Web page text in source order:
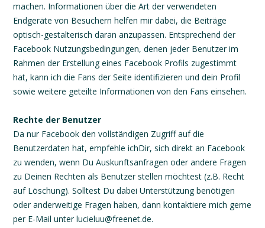
machen. Informationen über die Art der verwendeten
Endgeräte von Besuchern helfen mir dabei, die Beiträge
optisch-gestalterisch daran anzupassen. Entsprechend der
Facebook Nutzungsbedingungen, denen jeder Benutzer im
Rahmen der Erstellung eines Facebook Profils zugestimmt
hat, kann ich die Fans der Seite identifizieren und dein Profil
sowie weitere geteilte Informationen von den Fans einsehen.
Rechte der Benutzer
Da nur Facebook den vollständigen Zugriff auf die
Benutzerdaten hat, empfehle ichDir, sich direkt an Facebook
zu wenden, wenn Du Auskunftsanfragen oder andere Fragen
zu Deinen Rechten als Benutzer stellen möchtest (z.B. Recht
auf Löschung). Solltest Du dabei Unterstützung benötigen
oder anderweitige Fragen haben, dann kontaktiere mich gerne
per E-Mail unter lucieluu@freenet.de.